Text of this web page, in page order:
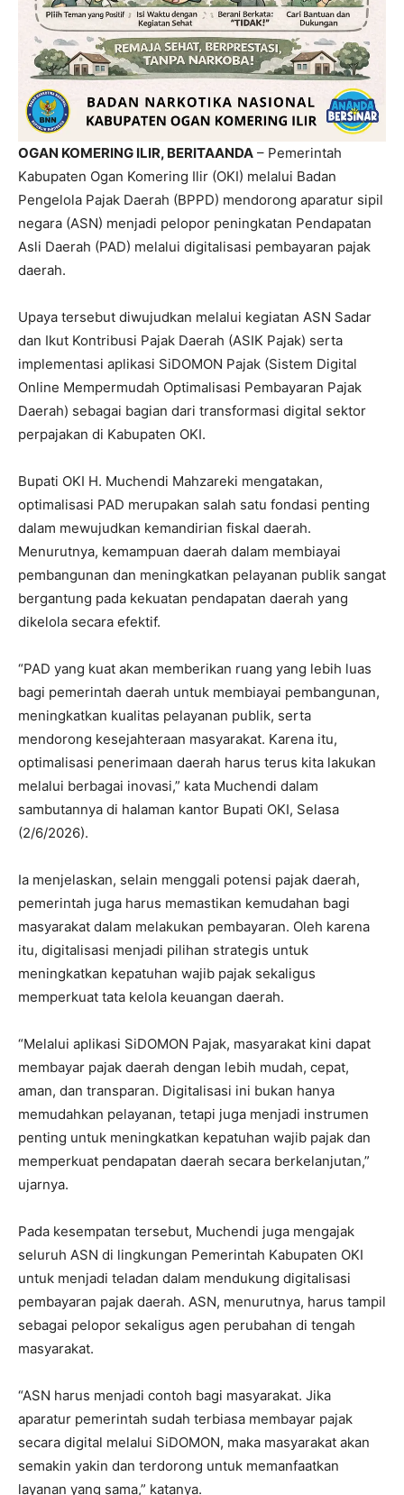
OGAN KOMERING ILIR, BERITAANDA – Pemerintah
Kabupaten Ogan Komering Ilir (OKI) melalui Badan
Pengelola Pajak Daerah (BPPD) mendorong aparatur sipil
negara (ASN) menjadi pelopor peningkatan Pendapatan
Asli Daerah (PAD) melalui digitalisasi pembayaran pajak
daerah.
Upaya tersebut diwujudkan melalui kegiatan ASN Sadar
dan Ikut Kontribusi Pajak Daerah (ASIK Pajak) serta
implementasi aplikasi SiDOMON Pajak (Sistem Digital
Online Mempermudah Optimalisasi Pembayaran Pajak
Daerah) sebagai bagian dari transformasi digital sektor
perpajakan di Kabupaten OKI.
Bupati OKI H. Muchendi Mahzareki mengatakan,
optimalisasi PAD merupakan salah satu fondasi penting
dalam mewujudkan kemandirian fiskal daerah.
Menurutnya, kemampuan daerah dalam membiayai
pembangunan dan meningkatkan pelayanan publik sangat
bergantung pada kekuatan pendapatan daerah yang
dikelola secara efektif.
“PAD yang kuat akan memberikan ruang yang lebih luas
bagi pemerintah daerah untuk membiayai pembangunan,
meningkatkan kualitas pelayanan publik, serta
mendorong kesejahteraan masyarakat. Karena itu,
optimalisasi penerimaan daerah harus terus kita lakukan
melalui berbagai inovasi,” kata Muchendi dalam
sambutannya di halaman kantor Bupati OKI, Selasa
(2/6/2026).
Ia menjelaskan, selain menggali potensi pajak daerah,
pemerintah juga harus memastikan kemudahan bagi
masyarakat dalam melakukan pembayaran. Oleh karena
itu, digitalisasi menjadi pilihan strategis untuk
meningkatkan kepatuhan wajib pajak sekaligus
memperkuat tata kelola keuangan daerah.
“Melalui aplikasi SiDOMON Pajak, masyarakat kini dapat
membayar pajak daerah dengan lebih mudah, cepat,
aman, dan transparan. Digitalisasi ini bukan hanya
memudahkan pelayanan, tetapi juga menjadi instrumen
penting untuk meningkatkan kepatuhan wajib pajak dan
memperkuat pendapatan daerah secara berkelanjutan,”
ujarnya.
Pada kesempatan tersebut, Muchendi juga mengajak
seluruh ASN di lingkungan Pemerintah Kabupaten OKI
untuk menjadi teladan dalam mendukung digitalisasi
pembayaran pajak daerah. ASN, menurutnya, harus tampil
sebagai pelopor sekaligus agen perubahan di tengah
masyarakat.
“ASN harus menjadi contoh bagi masyarakat. Jika
aparatur pemerintah sudah terbiasa membayar pajak
secara digital melalui SiDOMON, maka masyarakat akan
semakin yakin dan terdorong untuk memanfaatkan
layanan yang sama,” katanya.